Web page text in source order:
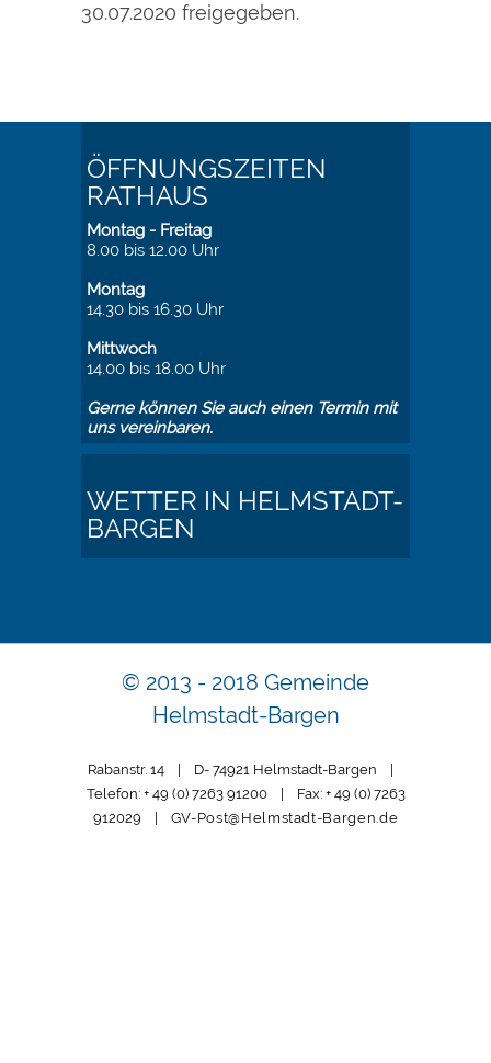
30.07.2020 freigegeben.
ÖFFNUNGSZEITEN
RATHAUS
Montag - Freitag
8.00 bis 12.00 Uhr
Montag
14.30 bis 16.30 Uhr
Mittwoch
14.00 bis 18.00 Uhr
Gerne können Sie auch einen Termin mit
uns vereinbaren.
WETTER IN HELMSTADT-
BARGEN
© 2013 - 2018 Gemeinde
Helmstadt-Bargen
Rabanstr. 14 | D- 74921 Helmstadt-Bargen |
Telefon: + 49 (0) 7263 91200 | Fax: + 49 (0) 7263
912029 | GV-Post@Helmstadt-Bargen.de